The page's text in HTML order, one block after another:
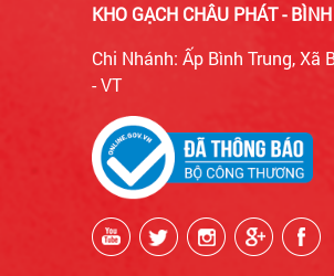
KHO GẠCH CHÂU PHÁT -
Chi Nhánh: Ấp Bình Trung, Xã
- VT